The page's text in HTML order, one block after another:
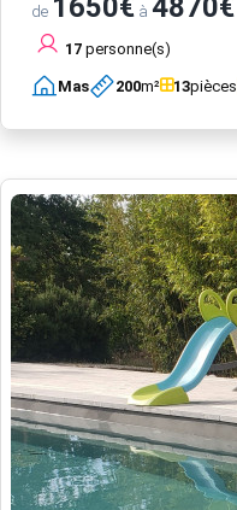
de 1650€ à 4870€
17 personne(s)
Mas 200m² 13pièces